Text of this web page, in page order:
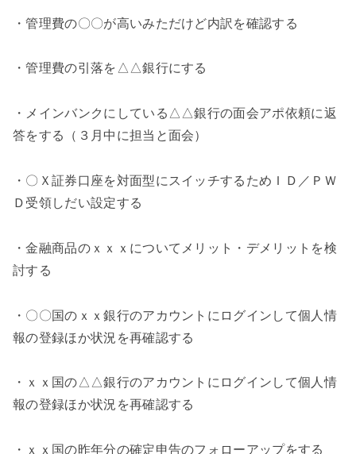
・管理費の〇〇が高いみただけど内訳を確認する
・管理費の引落を△△銀行にする
・メインバンクにしている△△銀行の面会アポ依頼に返
答をする（３月中に担当と面会）
・〇Ｘ証券口座を対面型にスイッチするためＩＤ／ＰＷ
Ｄ受領しだい設定する
・金融商品のｘｘｘについてメリット・デメリットを検
討する
・〇〇国のｘｘ銀行のアカウントにログインして個人情
報の登録ほか状況を再確認する
・ｘｘ国の△△銀行のアカウントにログインして個人情
報の登録ほか状況を再確認する
・ｘｘ国の昨年分の確定申告のフォローアップをする